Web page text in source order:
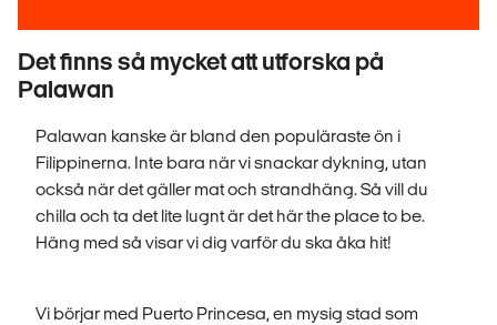
Det finns så mycket att utforska på
Palawan
Palawan kanske är bland den populäraste ön i
Filippinerna. Inte bara när vi snackar dykning, utan
också när det gäller mat och strandhäng. Så vill du
chilla och ta det lite lugnt är det här the place to be.
Häng med så visar vi dig varför du ska åka hit!
Vi börjar med Puerto Princesa, en mysig stad som